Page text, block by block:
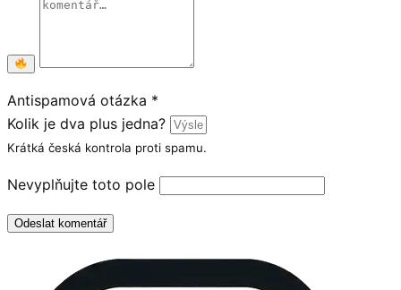
Antispamová otázka *
Kolik je dva plus jedna?
Krátká česká kontrola proti spamu.
Nevyplňujte toto pole
Odeslat komentář